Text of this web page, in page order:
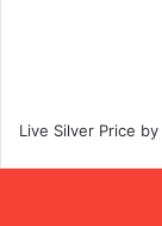
Live Silver Price by